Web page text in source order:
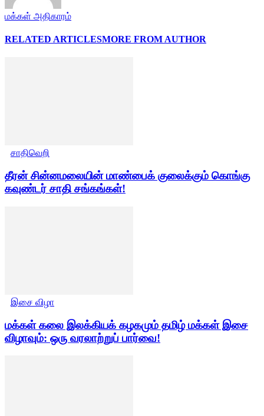
மக்கள் அதிகாரம்
RELATED ARTICLESMORE FROM AUTHOR
சாதிவெறி
தீரன் சின்னமலையின் மாண்பைக் குலைக்கும் கொங்கு
கவுண்டர் சாதி சங்கங்கள்!
இசை விழா
மக்கள் கலை இலக்கியக் கழகமும் தமிழ் மக்கள் இசை
விழாவும்: ஒரு வரலாற்றுப் பார்வை!